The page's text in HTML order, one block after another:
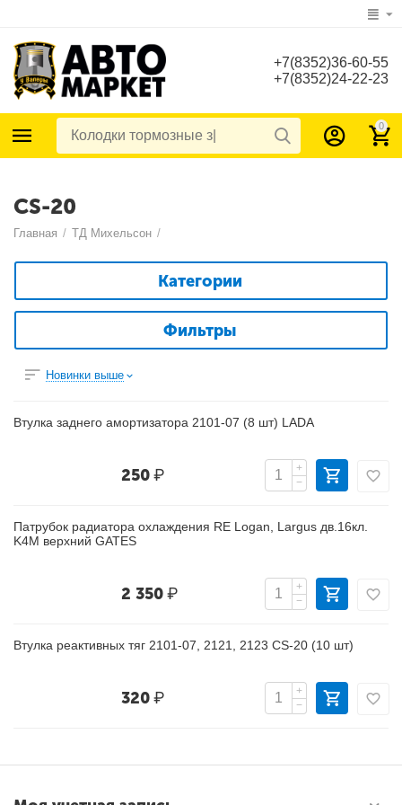
+7(8352)36-60-55
+7(8352)24-22-23
0
CS-20
Главная / ТД Михельсон /
Категории
Фильтры
Новинки выше
Втулка заднего амортизатора 2101-07 (8 шт) LADA
250₽
+
−
Патрубок радиатора охлаждения RE Logan, Largus дв.16кл.
K4M верхний GATES
2 350₽
+
−
Втулка реактивных тяг 2101-07, 2121, 2123 CS-20 (10 шт)
320₽
+
−